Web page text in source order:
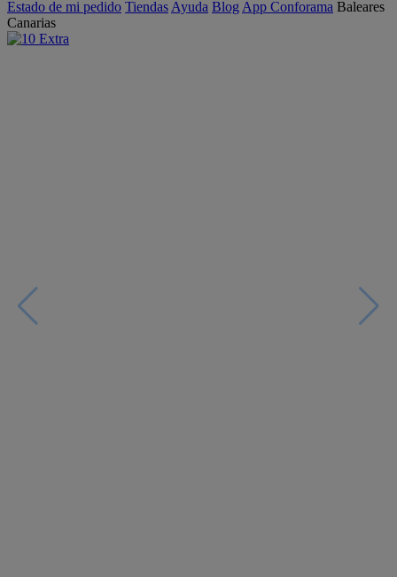
Estado de mi pedido Tiendas Ayuda Blog App Conforama Baleares
Canarias